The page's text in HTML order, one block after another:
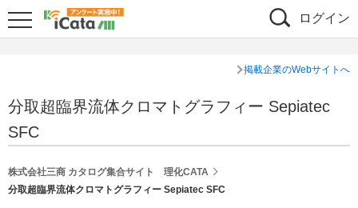
ログイン
掲載企業のWebサイトへ
分取超臨界流体クロマトグラフィー Sepiatec
SFC
株式会社三商 カタログ集合サイト 理化CATA
分取超臨界流体クロマトグラフィー Sepiatec SFC